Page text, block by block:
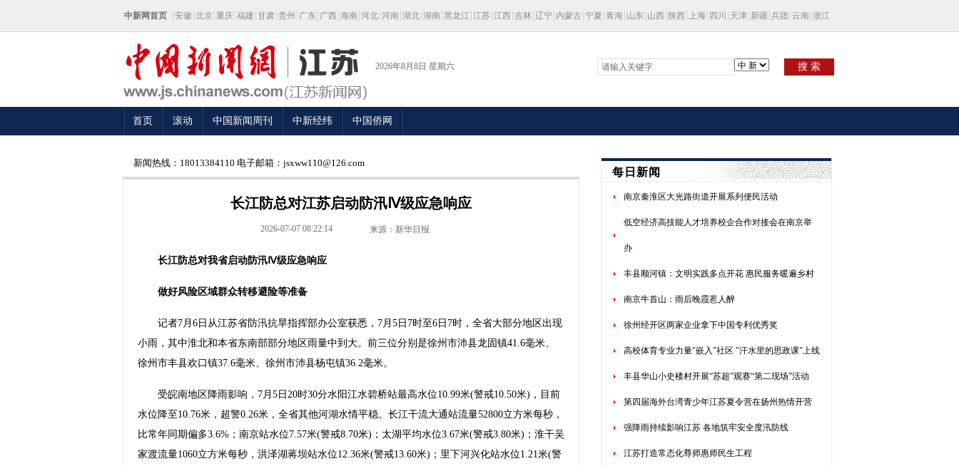
中新网首页 安徽 北京 重庆 福建 甘肃 贵州 广东 广西 海南 河北 河南 湖北 湖南 黑龙江 江苏 江西 吉林 辽宁 内蒙古 宁夏 青海 山东 山西 陕西 上海 四川 天津 新疆 兵团 云南 浙江
2026年8月8日 星期六 搜 索
首页 滚动 中国新闻周刊 中新经纬 中国侨网
新闻热线：18013384110 电子邮箱：jsxww110@126.com
长江防总对江苏启动防汛Ⅳ级应急响应
2026-07-07 08:22:14 来源：新华日报
长江防总对我省启动防汛Ⅳ级应急响应
做好风险区域群众转移避险等准备
记者7月6日从江苏省防汛抗旱指挥部办公室获悉，7月5日7时至6日7时，全省大部分地区出现
小雨，其中淮北和本省东南部部分地区雨量中到大。前三位分别是徐州市沛县龙固镇41.6毫米、
徐州市丰县欢口镇37.6毫米、徐州市沛县杨屯镇36.2毫米。
受皖南地区降雨影响，7月5日20时30分水阳江水碧桥站最高水位10.99米(警戒10.50米)，目前
水位降至10.76米，超警0.26米，全省其他河湖水情平稳。长江干流大通站流量52800立方米每秒，
比常年同期偏多3.6%；南京站水位7.57米(警戒8.70米)；太湖平均水位3.67米(警戒3.80米)；淮干吴
家渡流量1060立方米每秒，洪泽湖蒋坝站水位12.36米(警戒13.60米)；里下河兴化站水位1.21米(警
每日新闻
南京秦淮区大光路街道开展系列便民活动
低空经济高技能人才培养校企合作对接会在南京举
办
丰县顺河镇：文明实践多点开花 惠民服务暖遍乡村
南京牛首山：雨后晚霞惹人醉
徐州经开区两家企业拿下中国专利优秀奖
高校体育专业力量"嵌入"社区 "汗水里的思政课"上线
丰县华山小史楼村开展“苏超”观赛“第二现场”活动
第四届海外台湾青少年江苏夏令营在扬州热情开营
强降雨持续影响江苏 各地筑牢安全度汛防线
江苏打造常态化尊师惠师民生工程